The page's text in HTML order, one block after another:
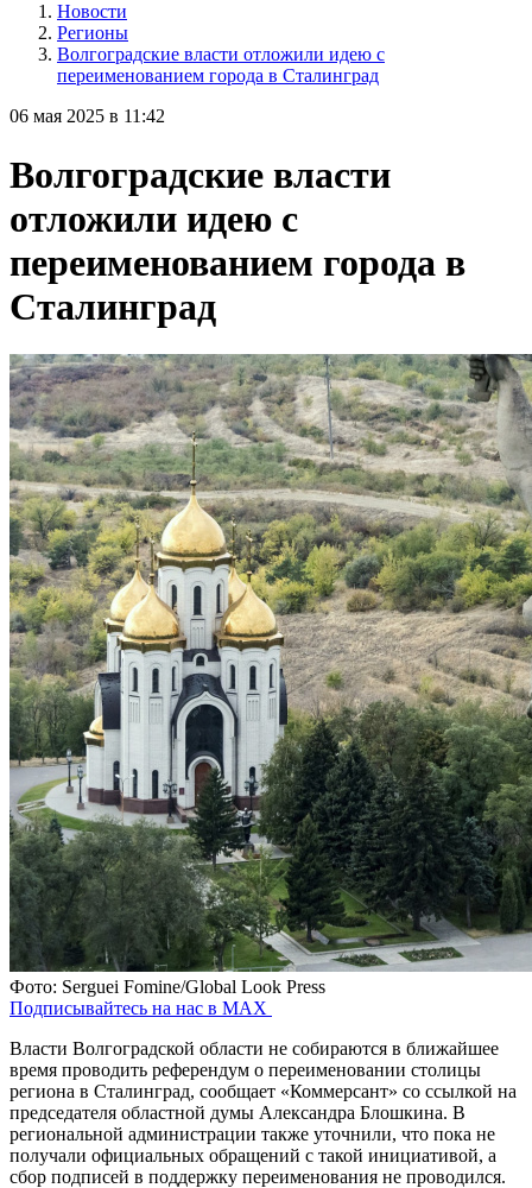
Новости
Регионы
Волгоградские власти отложили идею с
переименованием города в Сталинград
06 мая 2025 в 11:42
Волгоградские власти
отложили идею с
переименованием города в
Сталинград
Фото: Serguei Fomine/Global Look Press
Подписывайтесь на нас в MAX
Власти Волгоградской области не собираются в ближайшее
время проводить референдум о переименовании столицы
региона в Сталинград, сообщает «Коммерсант» со ссылкой на
председателя областной думы Александра Блошкина. В
региональной администрации также уточнили, что пока не
получали официальных обращений с такой инициативой, а
сбор подписей в поддержку переименования не проводился.